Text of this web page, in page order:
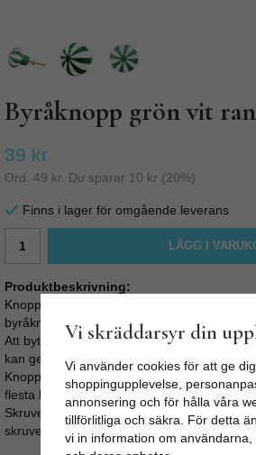
Byråknopp grön vit
39 kr
Ord. 49 kr . Du sparar 10 kr (20%)
Finns i lager för omgående leverans
LÄGG I
Produktbeskrivning:
Knopp - Riktigt snygg retroknopp med
byråknoppen ger lite cirkuskänsla.
Att byta knopp på byrån, skåpluckorna i
kan ge ett tacksamt lyft till en rimlig peng.
Knoppens skruv är M4 och ca 4cm lång,
flesta lucktjocklekar.
Skruven är enkel att kapa med bågfil eller
skruven sticker för långt ut i bakkant av
Vi skräddarsyr din
Vi använder cookies för att ge
shoppingupplevelse,
annonsering och för hålla våra
tillförlitliga och säkra. För detta
vi in information om